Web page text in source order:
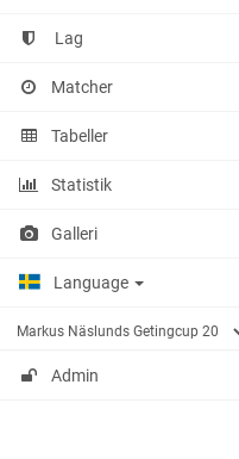
Lag
Matcher
Tabeller
Statistik
Galleri
Language
Admin